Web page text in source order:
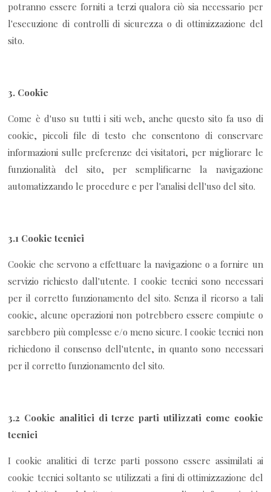
potranno essere forniti a terzi qualora ciò sia necessario per
l'esecuzione di controlli di sicurezza o di ottimizzazione del
sito.
3. Cookie
Come è d'uso su tutti i siti web, anche questo sito fa uso di
cookie, piccoli file di testo che consentono di conservare
informazioni sulle preferenze dei visitatori, per migliorare le
funzionalità del sito, per semplificarne la navigazione
automatizzando le procedure e per l'analisi dell'uso del sito.
3.1 Cookie tecnici
Cookie che servono a effettuare la navigazione o a fornire un
servizio richiesto dall'utente. I cookie tecnici sono necessari
per il corretto funzionamento del sito. Senza il ricorso a tali
cookie, alcune operazioni non potrebbero essere compiute o
sarebbero più complesse e/o meno sicure. I cookie tecnici non
richiedono il consenso dell'utente, in quanto sono necessari
per il corretto funzionamento del sito.
3.2 Cookie analitici di terze parti utilizzati come cookie
tecnici
I cookie analitici di terze parti possono essere assimilati ai
cookie tecnici soltanto se utilizzati a fini di ottimizzazione del